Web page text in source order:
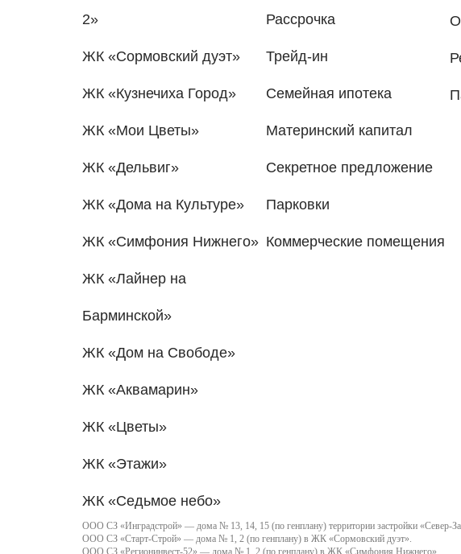
2»
ЖК «Сормовский дуэт»
ЖК «Кузнечиха Город»
ЖК «Мои Цветы»
ЖК «Дельвиг»
ЖК «Дома на Культуре»
ЖК «Симфония Нижнего»
ЖК «Лайнер на
Барминской»
ЖК «Дом на Свободе»
ЖК «Аквамарин»
ЖК «Цветы»
ЖК «Этажи»
ЖК «Седьмое небо»
Рассрочка
Трейд-ин
Семейная ипотека
Материнский капитал
Секретное предложение
Парковки
Коммерческие помещения
ООО СЗ «Инградстрой» — дома № 13, 14, 15 (по генплану) территории застройки «Север-
ООО СЗ «Старт-Строй» — дома № 1, 2 (по генплану) в ЖК «Сормовский дуэт».
ООО СЗ «Регионинвест-52» — дома № 1, 2 (по генплану) в ЖК «Симфония Нижнего».